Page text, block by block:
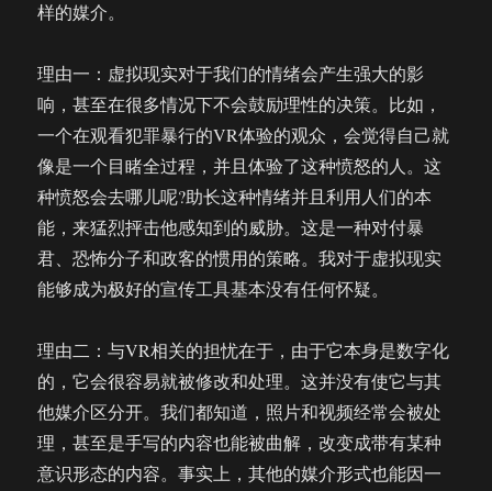
样的媒介。
理由一：虚拟现实对于我们的情绪会产生强大的影
响，甚至在很多情况下不会鼓励理性的决策。比如，
一个在观看犯罪暴行的VR体验的观众，会觉得自己就
像是一个目睹全过程，并且体验了这种愤怒的人。这
种愤怒会去哪儿呢?助长这种情绪并且利用人们的本
能，来猛烈抨击他感知到的威胁。这是一种对付暴
君、恐怖分子和政客的惯用的策略。我对于虚拟现实
能够成为极好的宣传工具基本没有任何怀疑。
理由二：与VR相关的担忧在于，由于它本身是数字化
的，它会很容易就被修改和处理。这并没有使它与其
他媒介区分开。我们都知道，照片和视频经常会被处
理，甚至是手写的内容也能被曲解，改变成带有某种
意识形态的内容。事实上，其他的媒介形式也能因一